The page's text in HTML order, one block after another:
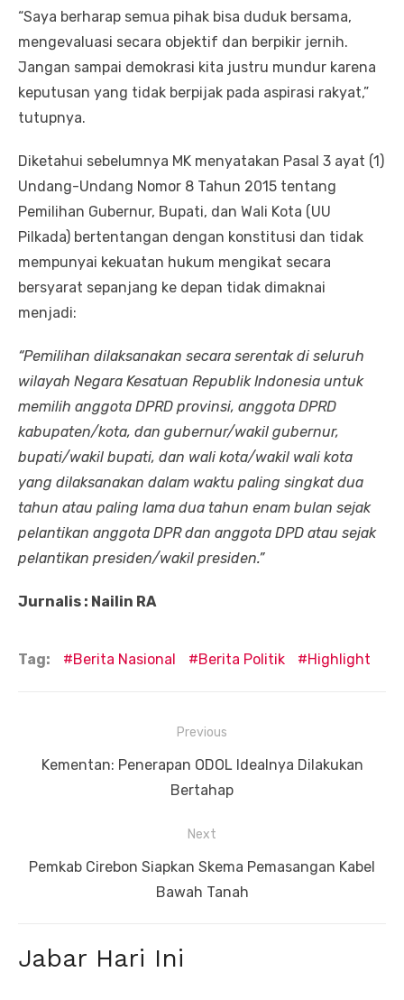
“Saya berharap semua pihak bisa duduk bersama,
mengevaluasi secara objektif dan berpikir jernih.
Jangan sampai demokrasi kita justru mundur karena
keputusan yang tidak berpijak pada aspirasi rakyat,”
tutupnya.
Diketahui sebelumnya MK menyatakan Pasal 3 ayat (1)
Undang-Undang Nomor 8 Tahun 2015 tentang
Pemilihan Gubernur, Bupati, dan Wali Kota (UU
Pilkada) bertentangan dengan konstitusi dan tidak
mempunyai kekuatan hukum mengikat secara
bersyarat sepanjang ke depan tidak dimaknai
menjadi:
“Pemilihan dilaksanakan secara serentak di seluruh
wilayah Negara Kesatuan Republik Indonesia untuk
memilih anggota DPRD provinsi, anggota DPRD
kabupaten/kota, dan gubernur/wakil gubernur,
bupati/wakil bupati, dan wali kota/wakil wali kota
yang dilaksanakan dalam waktu paling singkat dua
tahun atau paling lama dua tahun enam bulan sejak
pelantikan anggota DPR dan anggota DPD atau sejak
pelantikan presiden/wakil presiden.”
Jurnalis : Nailin RA
Tag: Berita Nasional Berita Politik Highlight
pos
Previous
Previous
Kementan: Penerapan ODOL Idealnya Dilakukan
Bertahap
Next
Next
Pemkab Cirebon Siapkan Skema Pemasangan Kabel
Bawah Tanah
Jabar Hari Ini